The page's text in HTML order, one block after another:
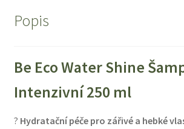
Popis
Be Eco Water Shine
Intenzivní 250 ml
? Hydratační péče pro zářivé a hebké